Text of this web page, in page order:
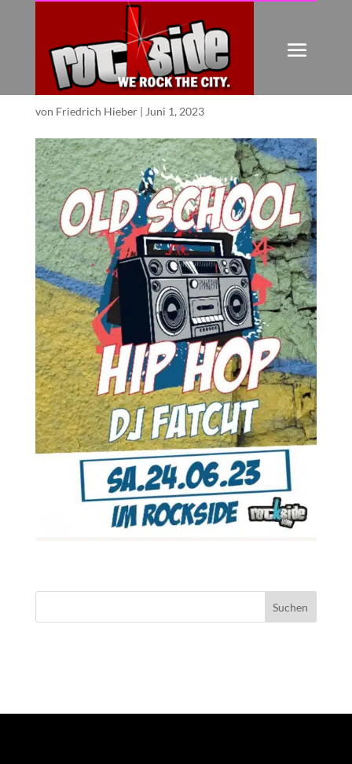
OLD SCHOOL HIPHOP
PARTY
von Friedrich Hieber| Juni 1, 2023